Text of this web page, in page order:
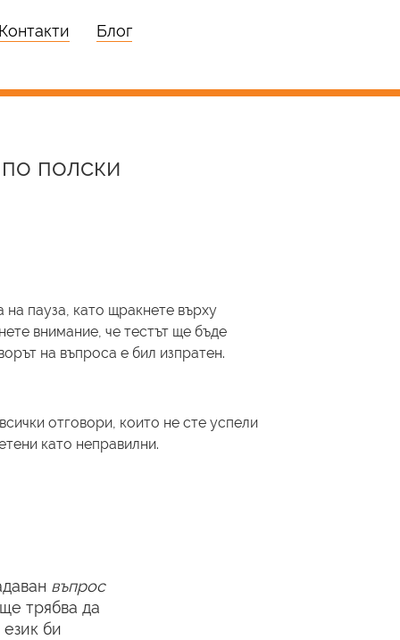
Контакти
Блог
полски
пауза, като щракнете върху
внимание, че тестът ще бъде
на въпроса е бил изпратен.
отговори, които не сте успели
като неправилни.
въпрос
трябва да
би